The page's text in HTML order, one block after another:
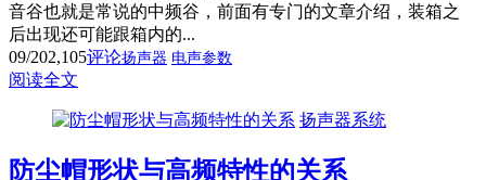
音谷也就是常说的中频谷，前面有专门的文章介绍，装箱之
后出现还可能跟箱内的...
09/202,105评论扬声器 电声参数
阅读全文
扬声器系统
防尘帽形状与高频特性的关系